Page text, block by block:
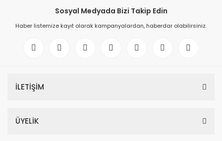
Sosyal Medyada Bizi Takip Edin
Haber listemize kayıt olarak kampanyalardan, haberdar olabilirsiniz.
İLETİŞİM
ÜYELİK